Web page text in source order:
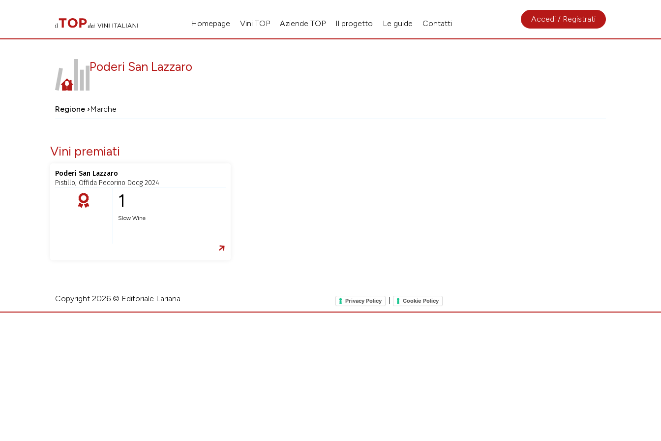
Homepage Vini TOP Aziende TOP Il progetto Le guide Contatti Accedi / Registrati
Poderi San Lazzaro
Regione ›Marche
Vini premiati
Poderi San Lazzaro
Pistillo, Offida Pecorino Docg 2024
1
Slow Wine
Copyright 2026 © Editoriale Lariana Privacy Policy Cookie Policy